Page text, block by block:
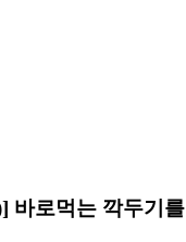
바로먹는 깍두기